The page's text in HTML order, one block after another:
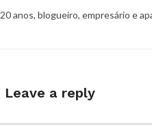
anos, blogueiro, empresário e
Leave a reply